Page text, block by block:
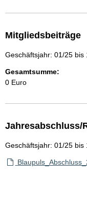
Mitgliedsbeiträge
Geschäftsjahr: 01/25 bis
Gesamtsumme:
0 Euro
Jahresabschluss/
Geschäftsjahr: 01/25 bis